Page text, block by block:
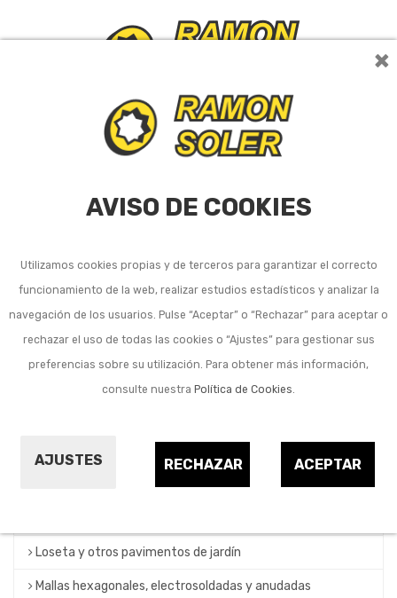
×
AVISO DE COOKIES
Utilizamos cookies propias y de terceros para garantizar el correcto
funcionamiento de la web, realizar estudios estadísticos y analizar la
navegación de los usuarios. Pulse “Aceptar” o “Rechazar” para aceptar o
rechazar el uso de todas las cookies o “Ajustes” para gestionar sus
preferencias sobre su utilización. Para obtener más información,
consulte nuestra Política de Cookies.
AJUSTES ACEPTAR
RECHAZAR
Listado de subcategorías en Cercados, ocultación y
suelo de jardín y terraza:
Alambre y accesorios cercados. Vallas exterior
Borduras para jardín y terraza
Cercados naturales (cañizo, mimbre y brezo)
Cercados plásticos de ocultación de jardín
Loseta y otros pavimentos de jardín
Mallas hexagonales, electrosoldadas y anudadas